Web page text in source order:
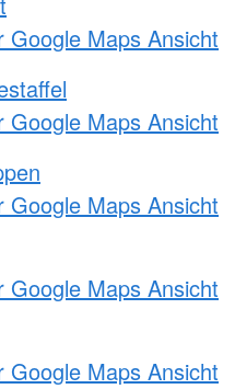
Google Maps Ansicht
Google Maps Ansicht
Google Maps Ansicht
Google Maps Ansicht
Google Maps Ansicht